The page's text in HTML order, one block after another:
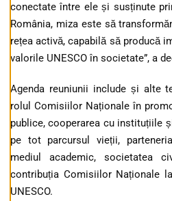
conectate între ele și susținute
România, miza este să
rețea activă, capabilă să producă
valorile UNESCO în societate”, a
Agenda reuniunii include și alte
rolul Comisiilor Naționale în
publice, cooperarea cu instituțiile
pe tot parcursul vieții,
mediul academic, societatea
contribuția Comisiilor Naționale
UNESCO.